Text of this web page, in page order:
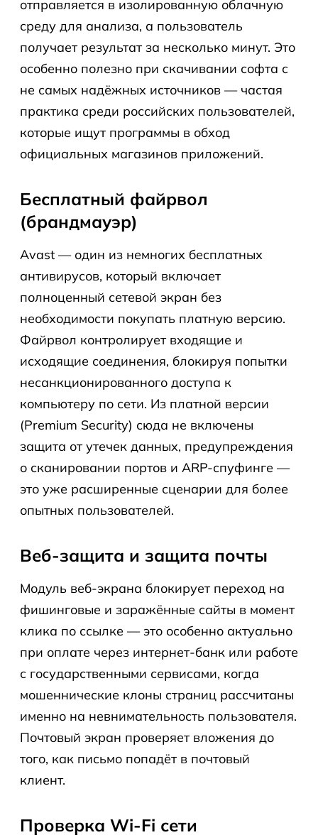
отправляется в изолированную облачную
среду для анализа, а пользователь
получает результат за несколько минут. Это
особенно полезно при скачивании софта с
не самых надёжных источников — частая
практика среди российских пользователей,
которые ищут программы в обход
официальных магазинов приложений.
Бесплатный файрвол
(брандмауэр)
Avast — один из немногих бесплатных
антивирусов, который включает
полноценный сетевой экран без
необходимости покупать платную версию.
Файрвол контролирует входящие и
исходящие соединения, блокируя попытки
несанкционированного доступа к
компьютеру по сети. Из платной версии
(Premium Security) сюда не включены
защита от утечек данных, предупреждения
о сканировании портов и ARP-спуфинге —
это уже расширенные сценарии для более
опытных пользователей.
Веб-защита и защита почты
Модуль веб-экрана блокирует переход на
фишинговые и заражённые сайты в момент
клика по ссылке — это особенно актуально
при оплате через интернет-банк или работе
с государственными сервисами, когда
мошеннические клоны страниц рассчитаны
именно на невнимательность пользователя.
Почтовый экран проверяет вложения до
того, как письмо попадёт в почтовый
клиент.
Проверка Wi-Fi сети